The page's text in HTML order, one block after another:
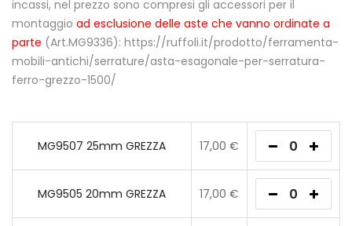
incassi, nel prezzo sono compresi gli accessori per il
montaggio ad esclusione delle aste che vanno ordinate a
parte (Art.MG9336): https://ruffoli.it/prodotto/ferramenta-
mobili-antichi/serrature/asta-esagonale-per-serratura-
ferro-grezzo-1500/
MG9507 25mm GREZZA 17,00 €
MG9505 20mm GREZZA 17,00 €